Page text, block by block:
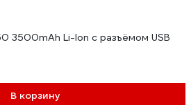
3500mAh Li-Ion с разъёмом USB
В корзину